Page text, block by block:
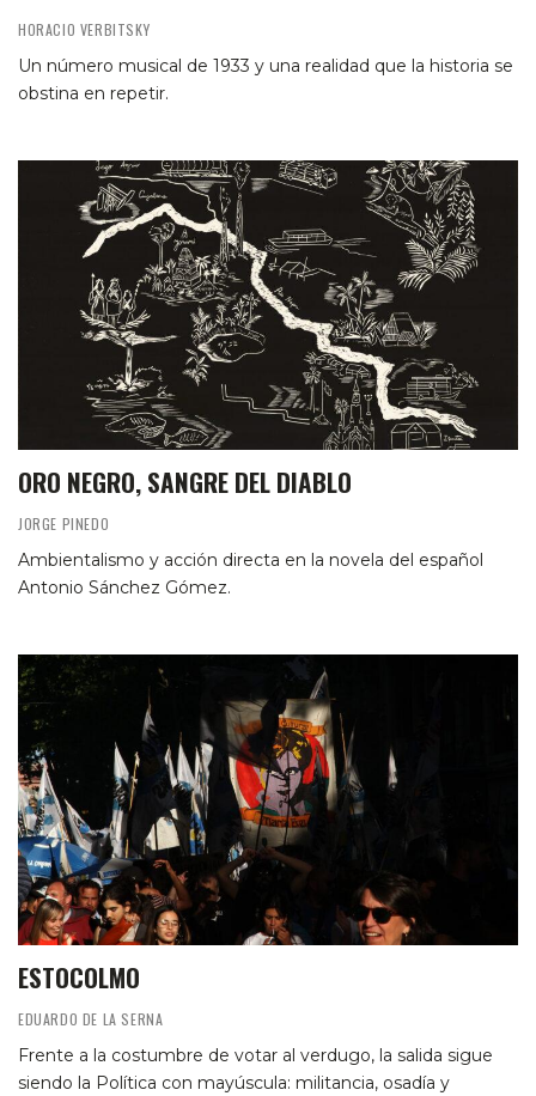
HORACIO VERBITSKY
Un número musical de 1933 y una realidad que la historia se
obstina en repetir.
ORO NEGRO, SANGRE DEL DIABLO
JORGE PINEDO
Ambientalismo y acción directa en la novela del español
Antonio Sánchez Gómez.
ESTOCOLMO
EDUARDO DE LA SERNA
Frente a la costumbre de votar al verdugo, la salida sigue
siendo la Política con mayúscula: militancia, osadía y